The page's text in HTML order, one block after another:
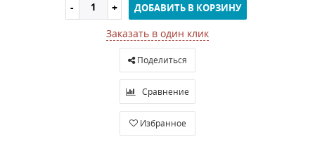
ДОБАВИТЬ В КОРЗИНУ
Заказать в один клик
Поделиться
Сравнение
Избранное